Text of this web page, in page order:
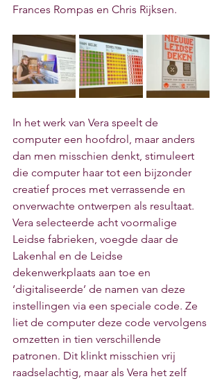
Frances Rompas en Chris Rijksen.
In het werk van Vera speelt de
computer een hoofdrol, maar anders
dan men misschien denkt, stimuleert
die computer haar tot een bijzonder
creatief proces met verrassende en
onverwachte ontwerpen als resultaat.
Vera selecteerde acht voormalige
Leidse fabrieken, voegde daar de
Lakenhal en de Leidse
dekenwerkplaats aan toe en
‘digitaliseerde’ de namen van deze
instellingen via een speciale code. Ze
liet de computer deze code vervolgens
omzetten in tien verschillende
patronen. Dit klinkt misschien vrij
raadselachtig, maar als Vera het zelf